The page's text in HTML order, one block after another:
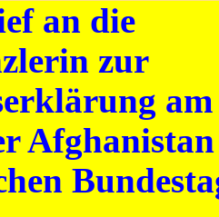
an die
zur
am